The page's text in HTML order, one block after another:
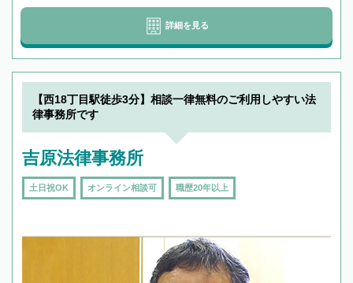
詳細を見る
【西18丁目駅徒歩3分】相談一律無料のご利用しやすい法
律事務所です
吉原法律事務所
土日祝OK オンライン相談可 職歴20年以上